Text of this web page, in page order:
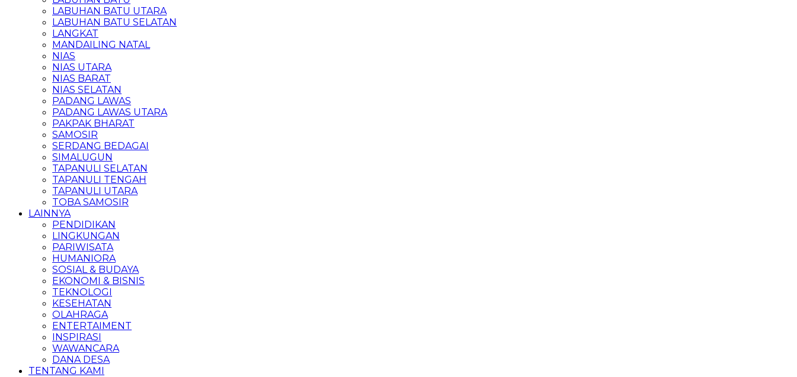
LABUHAN BATU UTARA
LABUHAN BATU SELATAN
LANGKAT
MANDAILING NATAL
NIAS
NIAS UTARA
NIAS BARAT
NIAS SELATAN
PADANG LAWAS
PADANG LAWAS UTARA
PAKPAK BHARAT
SAMOSIR
SERDANG BEDAGAI
SIMALUGUN
TAPANULI SELATAN
TAPANULI TENGAH
TAPANULI UTARA
TOBA SAMOSIR
LAINNYA
PENDIDIKAN
LINGKUNGAN
PARIWISATA
HUMANIORA
SOSIAL & BUDAYA
EKONOMI & BISNIS
TEKNOLOGI
KESEHATAN
OLAHRAGA
ENTERTAIMENT
INSPIRASI
WAWANCARA
DANA DESA
TENTANG KAMI